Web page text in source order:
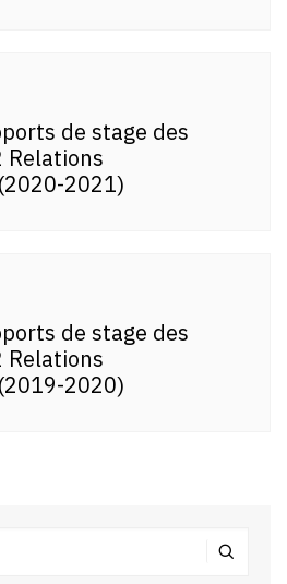
de stage des
Relations
2021)
de stage des
Relations
2020)